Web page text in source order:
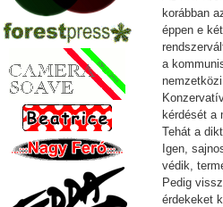
korábban
éppen e
a
kérdését a
Tehát a
Igen,
védik,
Pedig
érdekeket